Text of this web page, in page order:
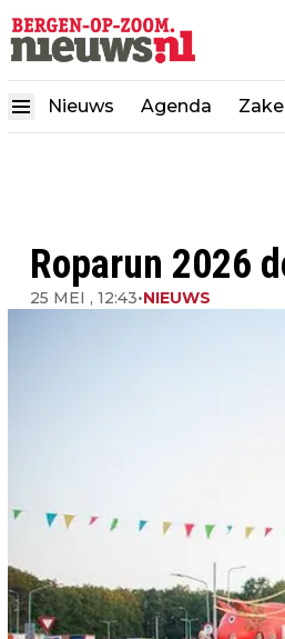
Nieuws Agenda
Roparun 2026
25 MEI , 12:43•NIEUWS